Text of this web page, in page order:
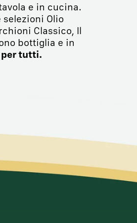
e in cucina.
Olio
Classico, Il
bottiglia e in
per tutti.